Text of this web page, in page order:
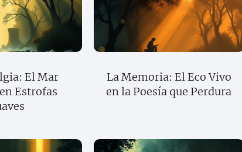
El Mar
Estrofas
La Memoria: El Eco Vivo
en la Poesía que Perdura